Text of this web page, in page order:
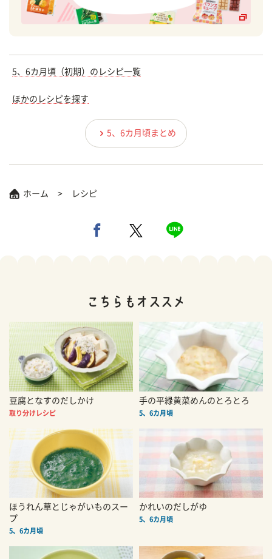
5、6カ月頃（初期）のレシピ一覧
ほかのレシピを探す
5、6カ月頃まとめ
ホーム レシピ
豆腐となすのだしかけ
取り分けレシピ
手の平緑黄菜めんのとろとろ
5、6カ月頃
ほうれん草とじゃがいものスー
プ
5、6カ月頃
かれいのだしがゆ
5、6カ月頃